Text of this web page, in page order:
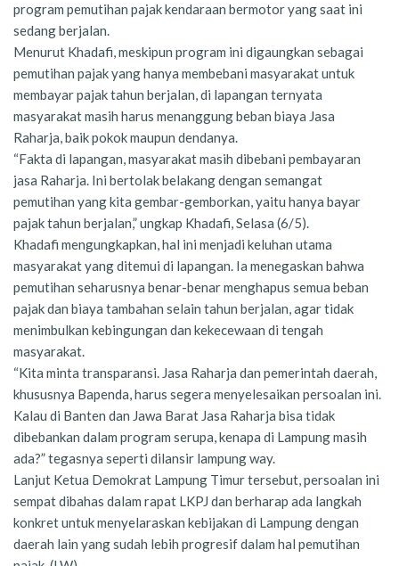
program pemutihan pajak kendaraan bermotor yang saat ini
sedang berjalan.
Menurut Khadafi, meskipun program ini digaungkan sebagai
pemutihan pajak yang hanya membebani masyarakat untuk
membayar pajak tahun berjalan, di lapangan ternyata
masyarakat masih harus menanggung beban biaya Jasa
Raharja, baik pokok maupun dendanya.
“Fakta di lapangan, masyarakat masih dibebani pembayaran
jasa Raharja. Ini bertolak belakang dengan semangat
pemutihan yang kita gembar-gemborkan, yaitu hanya bayar
pajak tahun berjalan,” ungkap Khadafi, Selasa (6/5).
Khadafi mengungkapkan, hal ini menjadi keluhan utama
masyarakat yang ditemui di lapangan. Ia menegaskan bahwa
pemutihan seharusnya benar-benar menghapus semua beban
pajak dan biaya tambahan selain tahun berjalan, agar tidak
menimbulkan kebingungan dan kekecewaan di tengah
masyarakat.
“Kita minta transparansi. Jasa Raharja dan pemerintah daerah,
khususnya Bapenda, harus segera menyelesaikan persoalan ini.
Kalau di Banten dan Jawa Barat Jasa Raharja bisa tidak
dibebankan dalam program serupa, kenapa di Lampung masih
ada?” tegasnya seperti dilansir lampung way.
Lanjut Ketua Demokrat Lampung Timur tersebut, persoalan ini
sempat dibahas dalam rapat LKPJ dan berharap ada langkah
konkret untuk menyelaraskan kebijakan di Lampung dengan
daerah lain yang sudah lebih progresif dalam hal pemutihan